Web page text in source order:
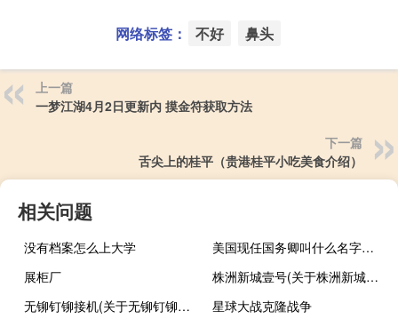
网络标签： 不好 鼻头
上一篇
一梦江湖4月2日更新内 摸金符获取方法
下一篇
舌尖上的桂平（贵港桂平小吃美食介绍）
相关问题
没有档案怎么上大学
美国现任国务卿叫什么名字（美国现任国务卿）
展柜厂
株洲新城壹号(关于株洲新城壹号的简介)
无铆钉铆接机(关于无铆钉铆接机的简介)
星球大战克隆战争